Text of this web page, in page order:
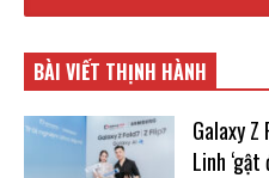
BÀI VIẾT THỊNH HÀNH
Galaxy Z
Linh